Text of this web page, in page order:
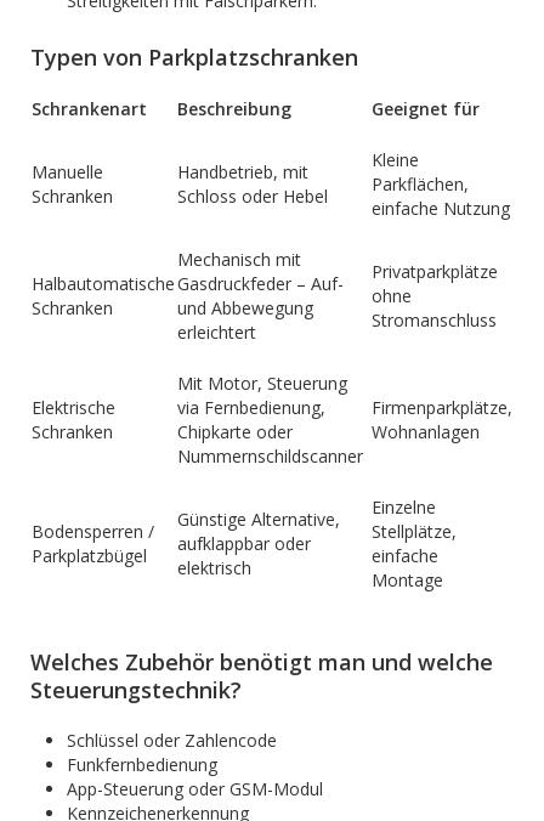
Typen von Parkplatzschranken
Schrankenart Beschreibung Geeignet für
Manuelle
Schranken
Handbetrieb, mit
Schloss oder Hebel
Kleine
Parkflächen,
einfache Nutzung
Halbautomatische
Schranken
Mechanisch mit
Gasdruckfeder – Auf-
und Abbewegung
erleichtert
Privatparkplätze
ohne
Stromanschluss
Elektrische
Schranken
Mit Motor, Steuerung
via Fernbedienung,
Chipkarte oder
Nummernschildscanner
Firmenparkplätze,
Wohnanlagen
Bodensperren /
Parkplatzbügel
Günstige Alternative,
aufklappbar oder
elektrisch
Einzelne
Stellplätze,
einfache
Montage
Welches Zubehör benötigt man und welche
Steuerungstechnik?
Schlüssel oder Zahlencode
Funkfernbedienung
App-Steuerung oder GSM-Modul
Kennzeichenerkennung